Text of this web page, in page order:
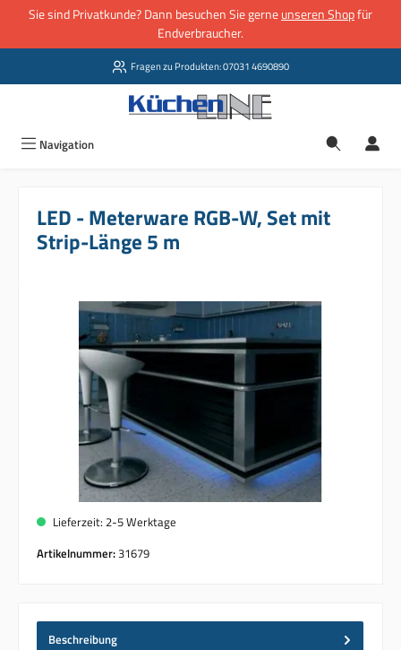
Zum Hauptinhalt springen
Sie sind Privatkunde? Dann besuchen Sie gerneunseren Shopfür
Endverbraucher.
Fragen zu Produkten: 07031 4690890
Navigation
LED - Meterware RGB-W, Set mit
Strip-Länge 5 m
Bildergalerie überspringen
Lieferzeit: 2-5 Werktage
Artikelnummer:31679
Beschreibung